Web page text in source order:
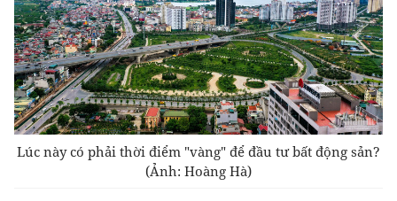
Lúc này có phải thời điểm "vàng" để đầu tư bất động sản?
(Ảnh: Hoàng Hà)